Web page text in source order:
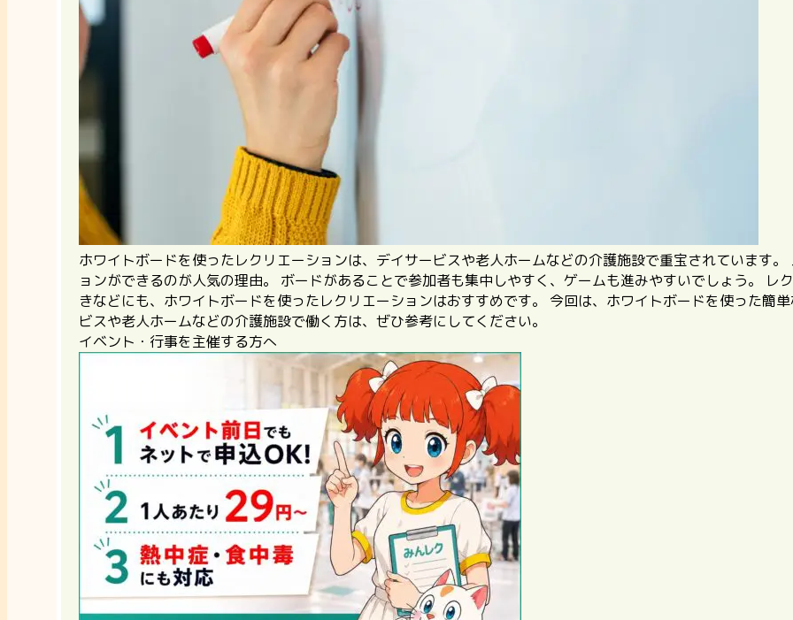
ホワイトボードを使ったレクリエーションは、デイサービスや老人ホームなどの介護施設で重宝されています
ョンができるのが人気の理由。 ボードがあることで参加者も集中しやすく、ゲームも進みやすいでしょう。
レ
きなどにも、ホワイトボードを使ったレクリエーションはおすすめです。
今回は、ホワイトボードを使った簡
ビスや老人ホームなどの介護施設で働く方は、ぜひ参考にしてください。
イベント・行事を主催する方へ